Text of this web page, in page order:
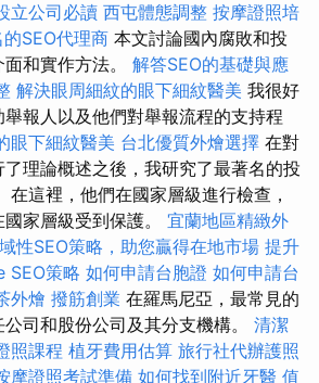
立公司必讀 西屯體態調整 按摩證照培
SEO代理商 本文討論國內腐敗和投
和實作方法。 解答SEO的基礎與應
解決眼周細紋的眼下細紋醫美 我很好
報人以及他們對舉報流程的支持程
眼下細紋醫美 台北優質外燴選擇 在對
理論概述之後，我研究了最著名的投
在這裡，他們在國家層級進行檢查，
家層級受到保護。 宜蘭地區精緻外
性SEO策略，助您贏得在地市場 提升
SEO策略 如何申請台胞證 如何申請台
外燴 撥筋創業 在羅馬尼亞，最常見的
司和股份公司及其分支機構。 清潔
照課程 植牙費用估算 旅行社代辦護照
摩證照考試準備 如何找到附近牙醫 值